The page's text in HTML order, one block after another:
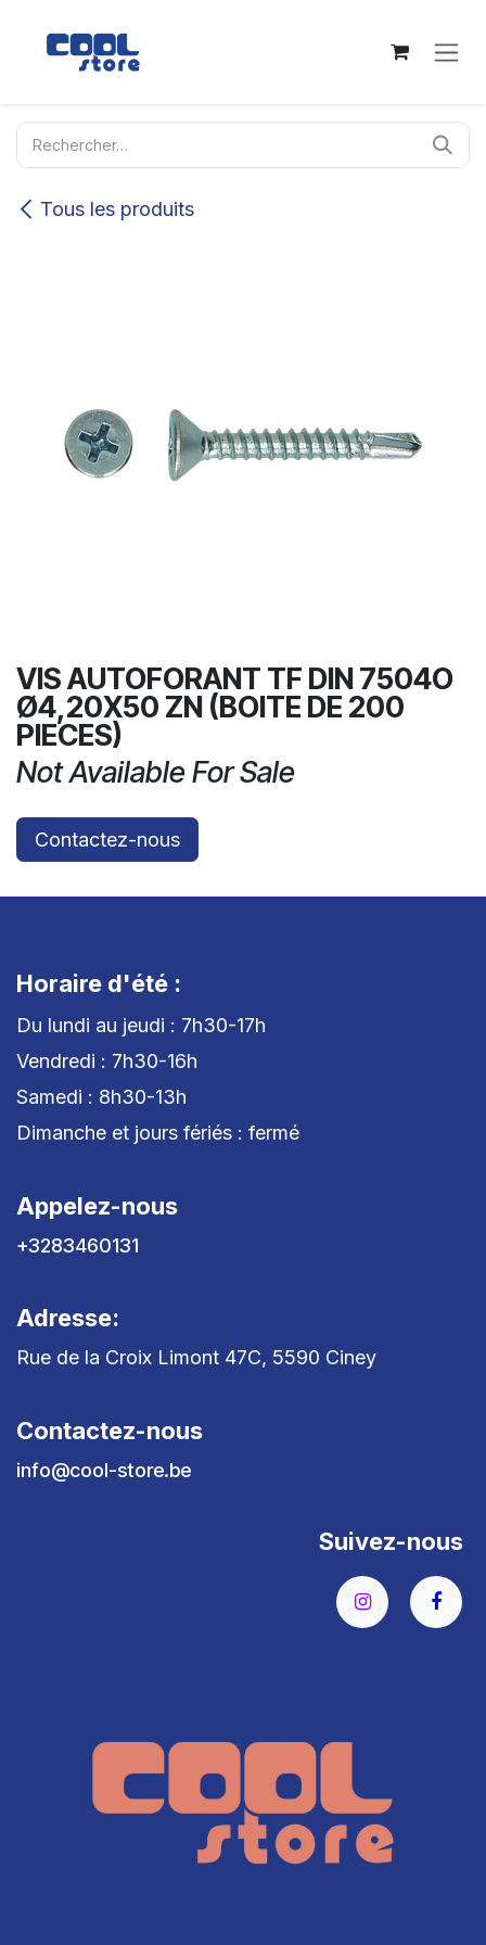
Tous les produits
VIS AUTOFORANT TF DIN 7504O
Ø4,20X50 ZN (BOITE DE 200
PIECES)
Not Available For Sale
Contactez-nous
Horaire d'été :
Du lundi au jeudi : 7h30-17h
Vendredi : 7h30-16h
Samedi : 8h30-13h
Dimanche et jours fériés : fermé
Appelez-nous
+3283460131
Adresse:
Rue de la Croix Limont 47C, 5590 Ciney
Contactez-nous
info@cool-store.be
Suivez-nous